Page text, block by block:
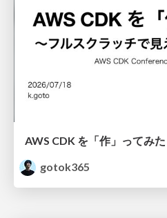
gotok365